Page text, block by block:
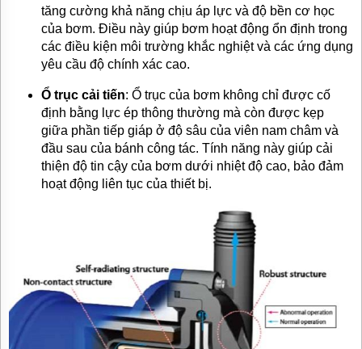
tăng cường khả năng chịu áp lực và độ bền cơ học
của bơm. Điều này giúp bơm hoạt động ổn định trong
các điều kiện môi trường khắc nghiệt và các ứng dụng
yêu cầu độ chính xác cao.
Ổ trục cải tiến: Ổ trục của bơm không chỉ được cố
định bằng lực ép thông thường mà còn được kẹp
giữa phần tiếp giáp ở độ sâu của viên nam châm và
đầu sau của bánh công tác. Tính năng này giúp cải
thiện độ tin cậy của bơm dưới nhiệt độ cao, bảo đảm
hoạt động liên tục của thiết bị.